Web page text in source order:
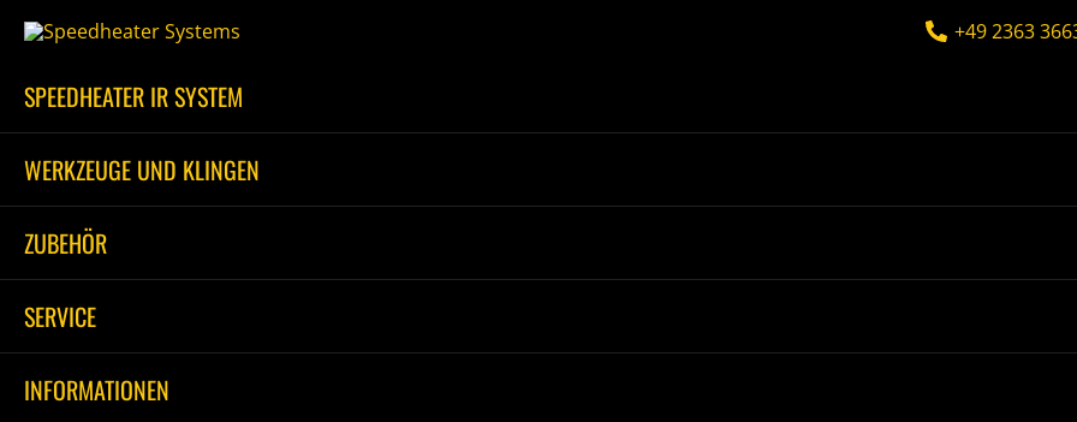
Inhalt
+49 2363
SPEEDHEATER IR SYSTEM
WERKZEUGE UND KLINGEN
ZUBEHÖR
SERVICE
INFORMATIONEN